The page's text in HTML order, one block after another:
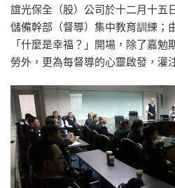
誼光保全（股）公司於十二月十五
儲備幹部（督導）集中教育訓練；
「什麼是幸福？」開場，除了嘉
勞外，更為每督導的心靈啟發，灌